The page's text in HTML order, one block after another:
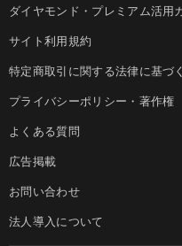
ダイヤモンド・プレミアム活用
サイト利用規約
特定商取引に関する法律に基づ
プライバシーポリシー・著作権
よくある質問
広告掲載
お問い合わせ
法人導入について